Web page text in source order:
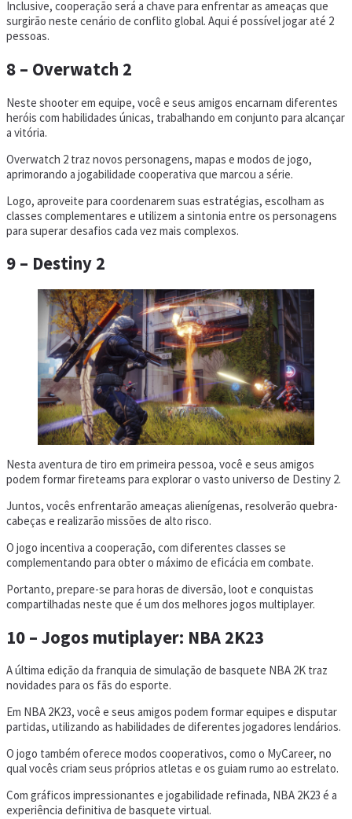
Inclusive, cooperação será a chave para enfrentar as ameaças que
surgirão neste cenário de conflito global. Aqui é possível jogar até 2
pessoas.
8 – Overwatch 2
Neste shooter em equipe, você e seus amigos encarnam diferentes
heróis com habilidades únicas, trabalhando em conjunto para alcançar
a vitória.
Overwatch 2 traz novos personagens, mapas e modos de jogo,
aprimorando a jogabilidade cooperativa que marcou a série.
Logo, aproveite para coordenarem suas estratégias, escolham as
classes complementares e utilizem a sintonia entre os personagens
para superar desafios cada vez mais complexos.
9 – Destiny 2
Nesta aventura de tiro em primeira pessoa, você e seus amigos
podem formar fireteams para explorar o vasto universo de Destiny 2.
Juntos, vocês enfrentarão ameaças alienígenas, resolverão quebra-
cabeças e realizarão missões de alto risco.
O jogo incentiva a cooperação, com diferentes classes se
complementando para obter o máximo de eficácia em combate.
Portanto, prepare-se para horas de diversão, loot e conquistas
compartilhadas neste que é um dos melhores jogos multiplayer.
10 – Jogos mutiplayer: NBA 2K23
A última edição da franquia de simulação de basquete NBA 2K traz
novidades para os fãs do esporte.
Em NBA 2K23, você e seus amigos podem formar equipes e disputar
partidas, utilizando as habilidades de diferentes jogadores lendários.
O jogo também oferece modos cooperativos, como o MyCareer, no
qual vocês criam seus próprios atletas e os guiam rumo ao estrelato.
Com gráficos impressionantes e jogabilidade refinada, NBA 2K23 é a
experiência definitiva de basquete virtual.